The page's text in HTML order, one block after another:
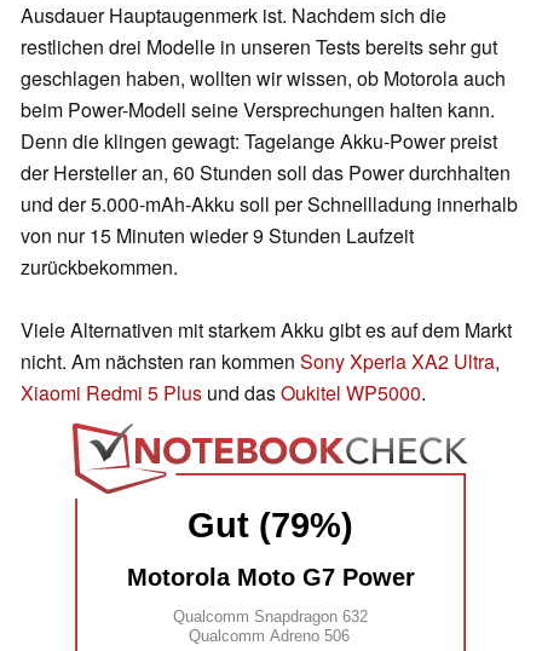
Ausdauer Hauptaugenmerk ist. Nachdem sich die
restlichen drei Modelle in unseren Tests bereits sehr gut
geschlagen haben, wollten wir wissen, ob Motorola auch
beim Power-Modell seine Versprechungen halten kann.
Denn die klingen gewagt: Tagelange Akku-Power preist
der Hersteller an, 60 Stunden soll das Power durchhalten
und der 5.000-mAh-Akku soll per Schnellladung innerhalb
von nur 15 Minuten wieder 9 Stunden Laufzeit
zurückbekommen.
Viele Alternativen mit starkem Akku gibt es auf dem Markt
nicht. Am nächsten ran kommen Sony Xperia XA2 Ultra,
Xiaomi Redmi 5 Plus und dasOukitel WP5000.
Gut (79%)
Motorola Moto G7 Power
Qualcomm Snapdragon 632
Qualcomm Adreno 506